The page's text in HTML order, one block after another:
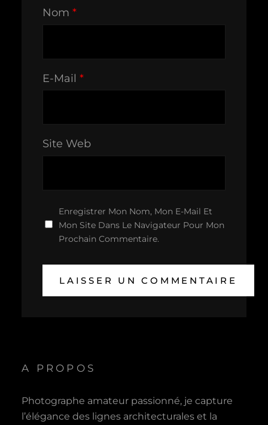
Nom *
E-Mail *
Site Web
Enregistrer Mon Nom, Mon E-Mail Et
Mon Site Dans Le Navigateur Pour Mon
Prochain Commentaire.
A PROPOS
Photographe amateur passionné, je capture
l’élégance des lignes architecturales et la